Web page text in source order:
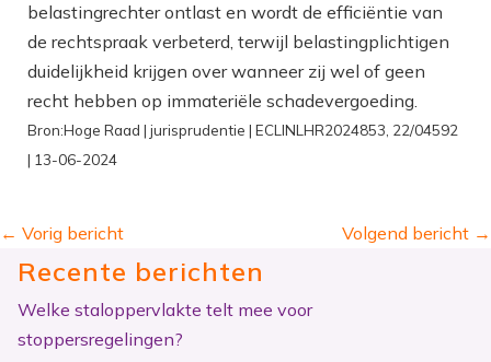
belastingrechter ontlast en wordt de efficiëntie van
de rechtspraak verbeterd, terwijl belastingplichtigen
duidelijkheid krijgen over wanneer zij wel of geen
recht hebben op immateriële schadevergoeding.
Bron:Hoge Raad | jurisprudentie | ECLINLHR2024853, 22/04592
| 13-06-2024
← Vorig bericht Volgend bericht →
Recente berichten
Welke staloppervlakte telt mee voor
stoppersregelingen?